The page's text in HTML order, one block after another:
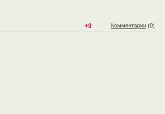
+9 Комментарии (0)